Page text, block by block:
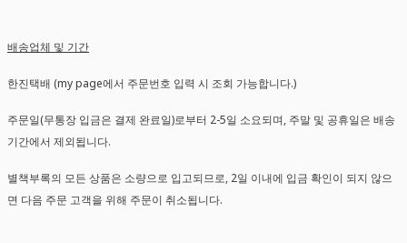
배송업체 및 기간
한진택배 (my page에서 주문번호 입력 시 조회 가능합니다.)
주문일(무통장 입금은 결제 완료일)로부터 2-5일 소요되며, 주말 및 공휴일은 배송
기간에서 제외됩니다.
별책부록의 모든 상품은 소량으로 입고되므로, 2일 이내에 입금 확인이 되지 않으
면 다음 주문 고객을 위해 주문이 취소됩니다.